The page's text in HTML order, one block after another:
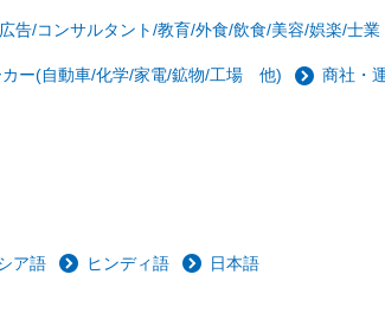
告/コンサルタント/教育/外食/飲食/美容/娯楽/士
カー(自動車/化学/家電/鉱物/工場 他) 商社・
ア語 ヒンディ語 日本語